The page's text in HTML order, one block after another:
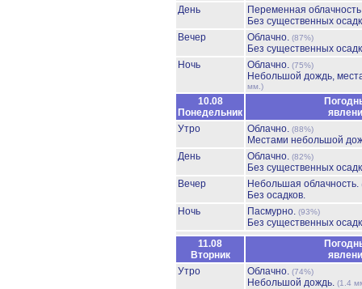
День
Переменная
Без существенных
Вечер
Облачно. (87%)
Без существенных
Ночь
Облачно. (75%)
Небольшой дождь,
мм.)
10.08
Понедельник
Утро
Облачно. (88%)
Местами небольшой
День
Облачно. (82%)
Без существенных
Вечер
Небольшая облачность.
Без осадков.
Ночь
Пасмурно. (93%)
Без существенных
11.08
Вторник
Утро
Облачно. (74%)
Небольшой дождь. (1.4